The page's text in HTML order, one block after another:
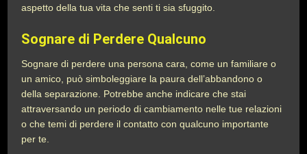
aspetto della tua vita che senti ti sia sfuggito.
Sognare di Perdere Qualcuno
Sognare di perdere una persona cara, come un familiare o
un amico, può simboleggiare la paura dell’abbandono o
della separazione. Potrebbe anche indicare che stai
attraversando un periodo di cambiamento nelle tue relazioni
o che temi di perdere il contatto con qualcuno importante
per te.